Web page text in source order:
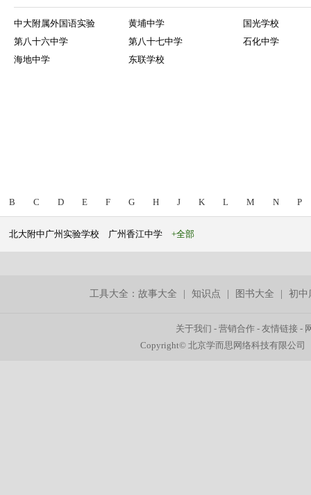
中大附属外国语实验 黄埔中学
国光学校
第八十六中学
第八十七中学
石化中学
海地中学
东联学校
B C D E F G H J K L M N P
北大附中广州实验学校 广州香江中学 +全部
工具大全：故事大全 |知识点 图书大全 |初中
关于我们 -营销合作 -友情链接 -
Copyright© 北京学而思网络科技有限公司